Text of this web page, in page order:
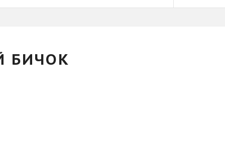
БИЧОК